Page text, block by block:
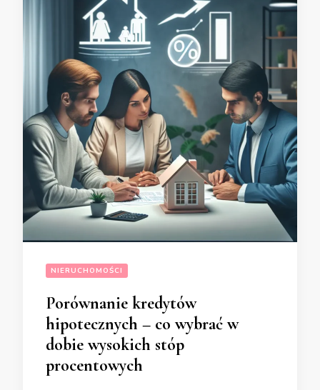
NIERUCHOMOŚCI
Porównanie kredytów
hipotecznych – co wybrać w
dobie wysokich stóp
procentowych